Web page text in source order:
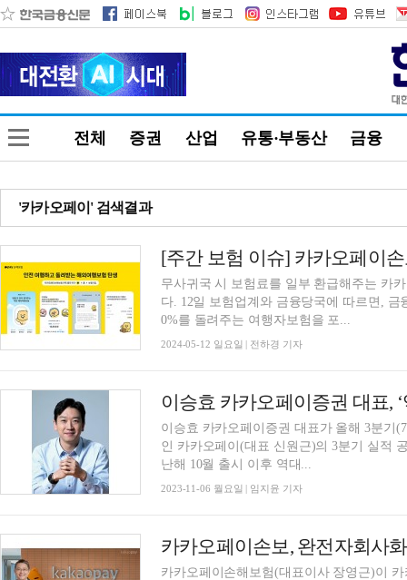
전체 증권 산업 유통·부동산 금융
'카카오페이' 검색결과
무사귀국 시 보험료를 일부 환급해주는 카
다. 12일 보험업계와 금융당국에 따르면,
0%를 돌려주는 여행자보험을 포...
2024-05-12 일요일 | 전하경 기자
이승효 카카오페이증권 대표가 올해 3분기
인 카카오페이(대표 신원근)의 3분기 실적
난해 10월 출시 이후 역대...
2023-11-06 월요일 | 임지윤 기자
카카오페이손보, 완전자회사
카카오페이손해보험(대표이사 장영근)이